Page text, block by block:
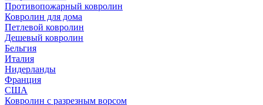
Противопожарный ковролин
Ковролин для дома
Петлевой ковролин
Дешевый ковролин
Бельгия
Италия
Нидерланды
Франция
США
Ковролин с разрезным ворсом